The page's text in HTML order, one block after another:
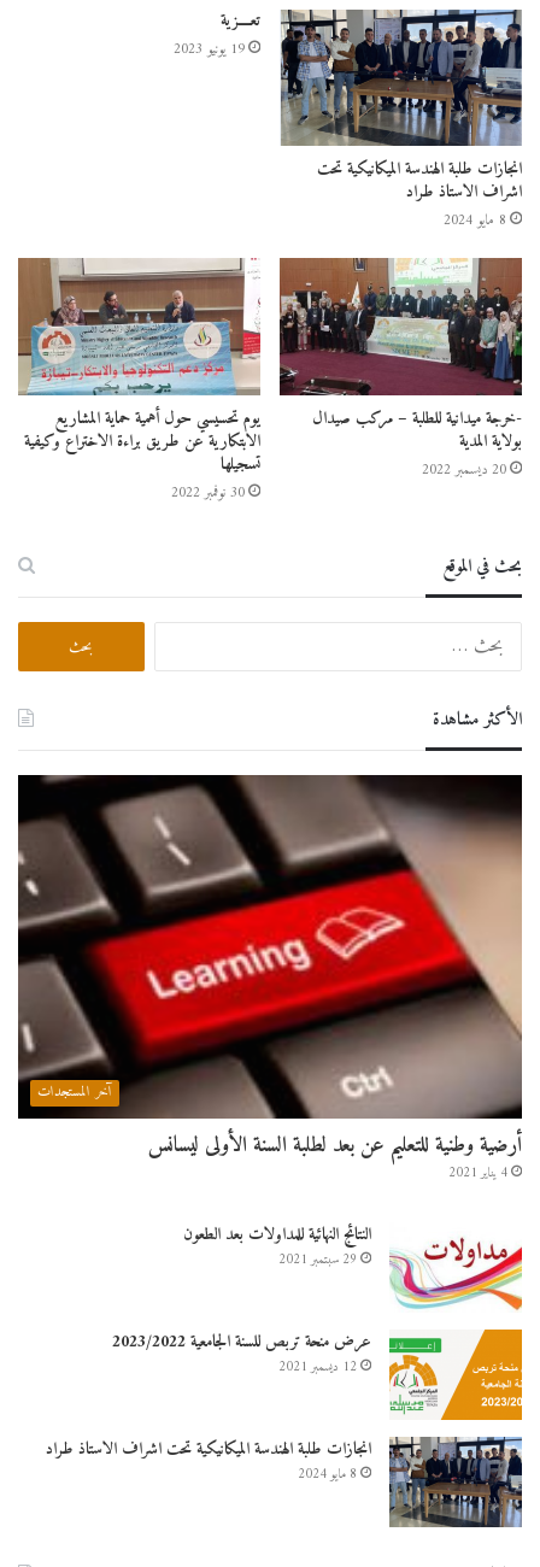
انجازات طلبة الهندسة الميكانيكية تحت
اشراف الاستاذ طراد
8 مايو 2024
تعــــزية
19 يونيو 2023
-خرجة ميدانية للطلبة – مركب صيدال
بولاية المدية
20 ديسمبر 2022
يوم تحسيسي حول أهمية حماية المشاريع
الابتكارية عن طريق براءة الاختراع وكيفية
تسجيلها
30 نوفمبر 2022
بحث في الموقع
البحث
الأكثر مشاهدة
آخر المستجدات
أرضية وطنية للتعليم عن بعد لطلبة السنة الأولى ليسانس
4 يناير 2021
النتائج النهائية للمداولات بعد الطعون
29 سبتمبر 2021
عرض منحة تربص للسنة الجامعية 2023/2022
12 ديسمبر 2021
انجازات طلبة الهندسة الميكانيكية تحت اشراف الاستاذ طراد
8 مايو 2024